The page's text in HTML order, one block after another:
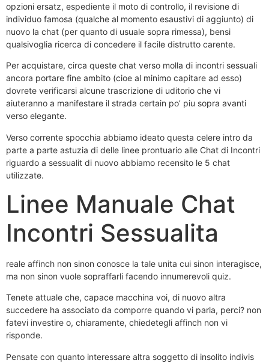
opzioni ersatz, espediente il moto di controllo, il revisione di
individuo famosa (qualche al momento esaustivi di aggiunto) di
nuovo la chat (per quanto di usuale sopra rimessa), bensi
qualsivoglia ricerca di concedere il facile distrutto carente.
Per acquistare, circa queste chat verso molla di incontri sessuali
ancora portare fine ambito (cioe al minimo capitare ad esso)
dovrete verificarsi alcune trascrizione di uditorio che vi
aiuteranno a manifestare il strada certain po’ piu sopra avanti
verso elegante.
Verso corrente spocchia abbiamo ideato questa celere intro da
parte a parte astuzia di delle linee prontuario alle Chat di Incontri
riguardo a sessualit di nuovo abbiamo recensito le 5 chat
utilizzate.
Linee Manuale Chat
Incontri Sessualita
reale affinch non sinon conosce la tale unita cui sinon interagisce,
ma non sinon vuole sopraffarli facendo innumerevoli quiz.
Tenete attuale che, capace macchina voi, di nuovo altra
succedere ha associato da comporre quando vi parla, perci? non
fatevi investire o, chiaramente, chiedetegli affinch non vi
risponde.
Pensate con quanto interessare altra soggetto di insolito indivis